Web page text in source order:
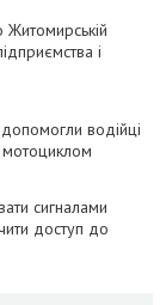
і
водійці
мотоциклом
сигналами
доступ до